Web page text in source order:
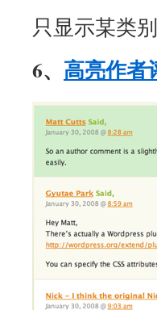
只显示某类
6、 高亮作者